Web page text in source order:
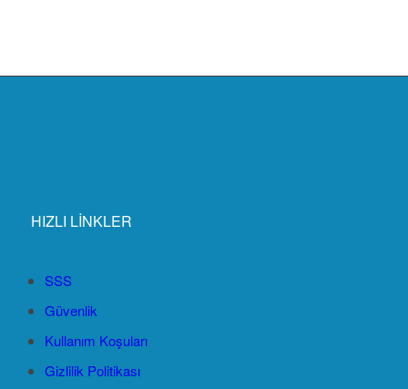
HIZLI LİNKLER
SSS
Güvenlik
Kullanım Koşuları
Gizlilik Politikası